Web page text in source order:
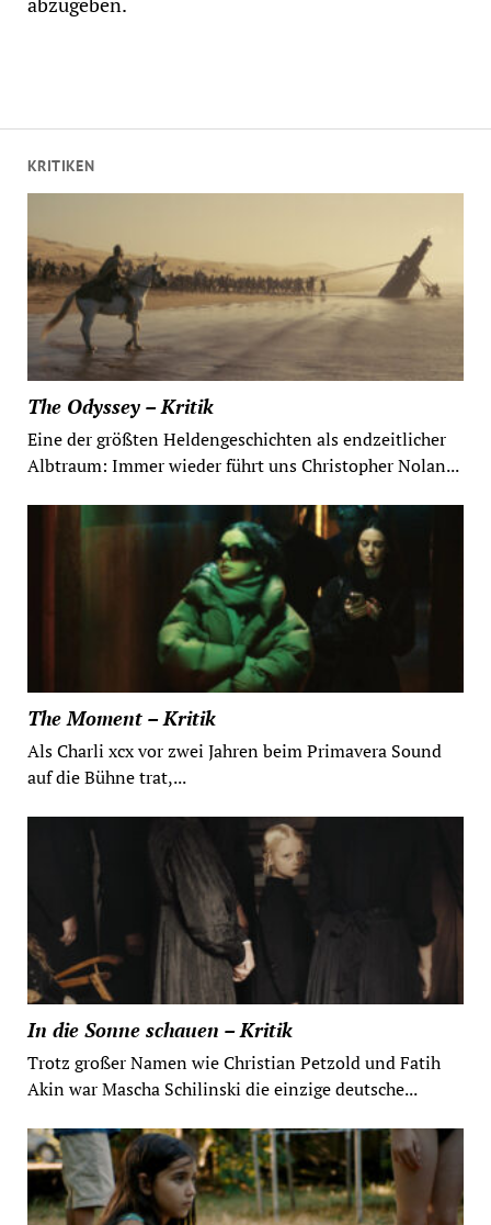
KRITIKEN
The Odyssey – Kritik
Eine der größten Heldengeschichten als endzeitlicher
Albtraum: Immer wieder führt uns Christopher Nolan...
The Moment – Kritik
Als Charli xcx vor zwei Jahren beim Primavera Sound
auf die Bühne trat,...
In die Sonne schauen – Kritik
Trotz großer Namen wie Christian Petzold und Fatih
Akin war Mascha Schilinski die einzige deutsche...